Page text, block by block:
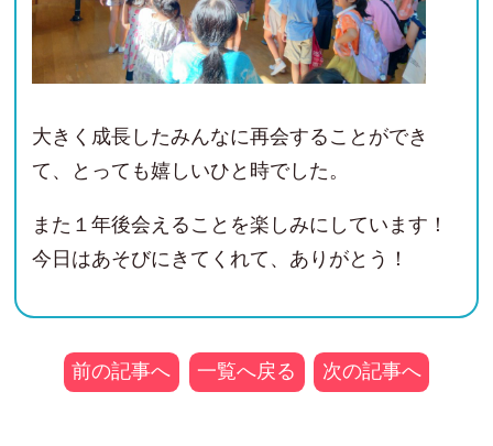
大きく成長したみんなに再会することができ
て、とっても嬉しいひと時でした。
また１年後会えることを楽しみにしています！
今日はあそびにきてくれて、ありがとう！
前の記事へ 一覧へ戻る 次の記事へ